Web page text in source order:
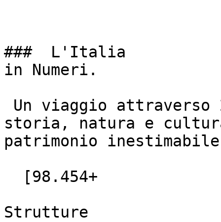
###  L'Italia
in Numeri.
storia, natura e
patrimonio
Strutture